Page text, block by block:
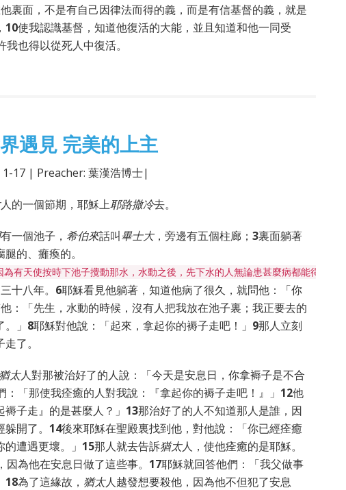
裏面，不是有自己因律法而得的義，而是有信基督的義，就是
10使我認識基督，知道他復活的大能，並且知道和他一同受
我也得以從死人中復活。
遇見 完美的上主
17 | Preacher: 葉漢浩博士|
人的一個節期，耶穌上耶路撒冷去。
有一個池子， 希伯來話叫畢士大，旁邊有五個柱廊； 3裏面躺著
的、癱瘓的。
有天使按時下池子攪動那水，水動之後，先下水的人無論患甚麼病都能得痊癒
十八年。 6耶穌看見他躺著，知道他病了很久，就問他：「你
：「先生，水動的時候，沒有人把我放在池子裏；我正要去的
」 8耶穌對他說：「起來，拿起你的褥子走吧！」 9那人立刻
了。
猶太人對那被治好了的人說：「今天是安息日，你拿褥子是不合
：「那使我痊癒的人對我說：『拿起你的褥子走吧！』」 12他
子走』的是甚麼人？」 13那治好了的人不知道那人是誰，因
開了。 14後來耶穌在聖殿裏找到他，對他說：「你已經痊癒
遭遇更壞。」 15那人就去告訴猶太人，使他痊癒的是耶穌。
因為他在安息日做了這些事。 17耶穌就回答他們：「我父做事
18為了這緣故， 猶太人越發想要殺他，因為他不但犯了安息